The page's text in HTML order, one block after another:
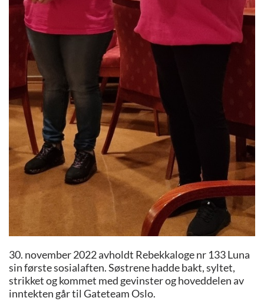
30. november 2022 avholdt Rebekkaloge nr 133 Luna
sin første sosialaften. Søstrene hadde bakt, syltet,
strikket og kommet med gevinster og hoveddelen av
inntekten går til Gateteam Oslo.